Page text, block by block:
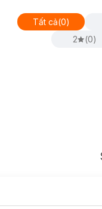
nơi có nhiệt độ cao
Tất cả(0)
2
(0)